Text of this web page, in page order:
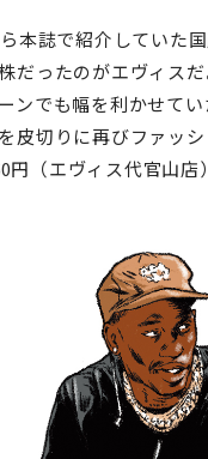
本誌で紹介していた
だったのがエヴィス
ンでも幅を利かせて
皮切りに再びファッ
（エヴィス代官山店）